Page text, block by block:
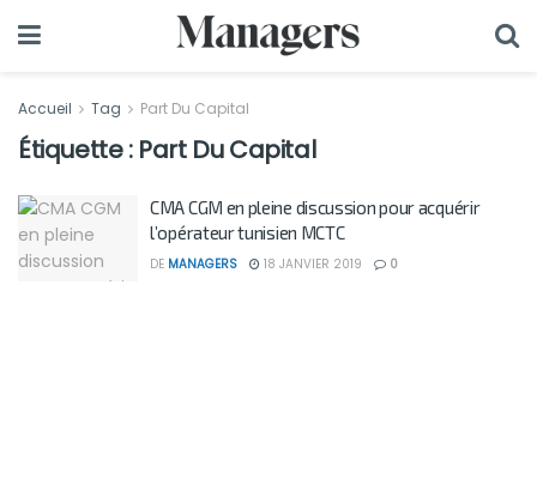
Accueil Tag Part Du Capital
Étiquette : Part Du Capital
CMA CGM en pleine discussion pour acquérir
l’opérateur tunisien MCTC
DE MANAGERS 18 JANVIER 2019 0